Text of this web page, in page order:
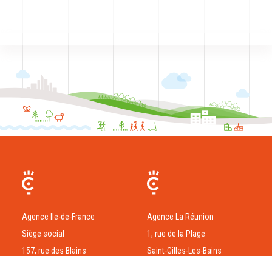
Agence Ile-de-France
Siège social
157, rue des Blains
Agence La Réunion
1, rue de la Plage
Saint-Gilles-Les-Bains